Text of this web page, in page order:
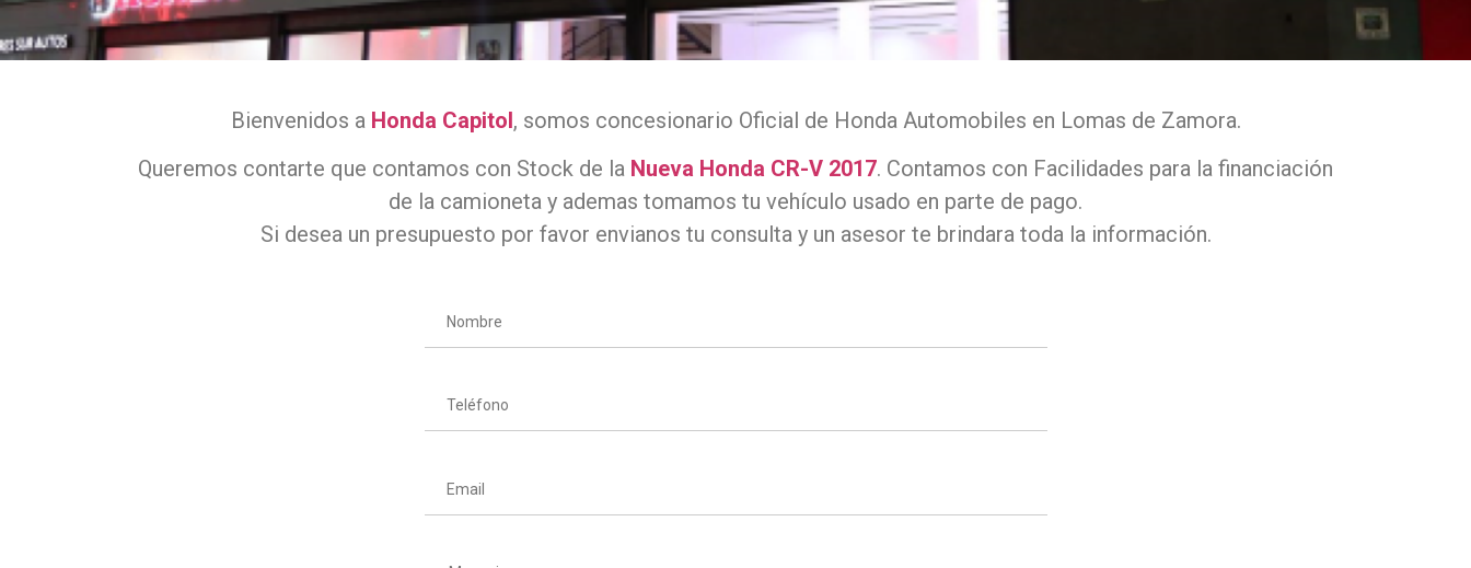
Bienvenidos a Honda Capitol, somos concesionario Oficial de Honda Automobiles en Lomas de Zamora.
Queremos contarte que contamos con Stock de la Nueva Honda CR-V 2017. Contamos con Facilidades para la financiación
de la camioneta y ademas tomamos tu vehículo usado en parte de pago.
Si desea un presupuesto por favor envianos tu consulta y un asesor te brindara toda la información.